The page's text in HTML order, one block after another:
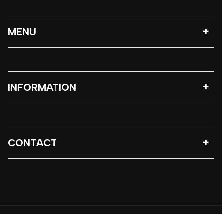
MENU
INFORMATION
CONTACT